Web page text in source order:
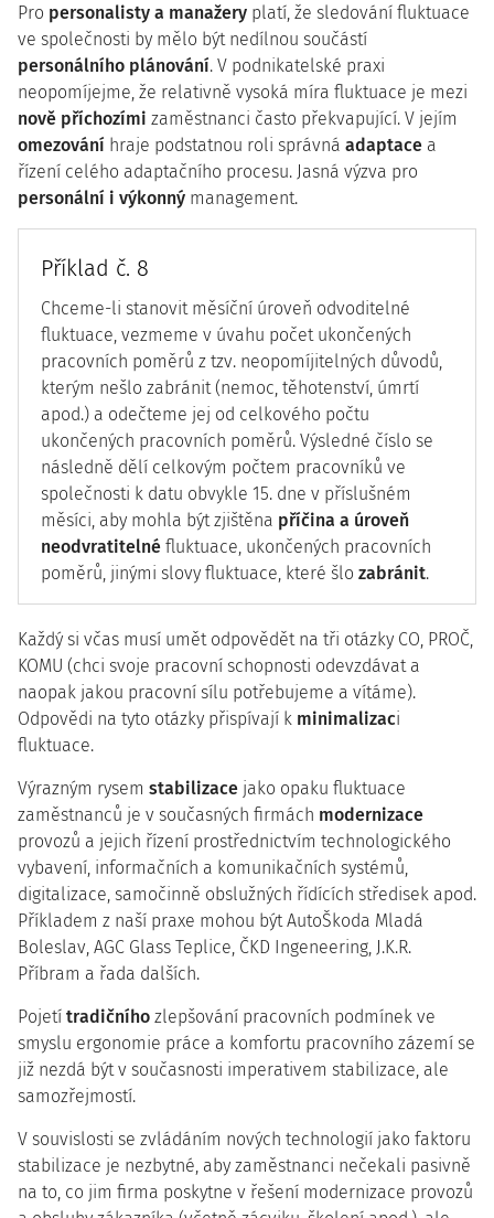
Pro personalisty a manažery platí, že sledování fluktuace
ve společnosti by mělo být nedílnou součástí
personálního plánování. V podnikatelské praxi
neopomíjejme, že relativně vysoká míra fluktuace je mezi
nově příchozími zaměstnanci často překvapující. V jejím
omezování hraje podstatnou roli správná adaptace a
řízení celého adaptačního procesu. Jasná výzva pro
personální i výkonný management.
Příklad č. 8
Chceme-li stanovit měsíční úroveň odvoditelné
fluktuace, vezmeme v úvahu počet ukončených
pracovních poměrů z tzv. neopomíjitelných důvodů,
kterým nešlo zabránit (nemoc, těhotenství, úmrtí
apod.) a odečteme jej od celkového počtu
ukončených pracovních poměrů. Výsledné číslo se
následně dělí celkovým počtem pracovníků ve
společnosti k datu obvykle 15. dne v příslušném
měsíci, aby mohla být zjištěna příčina a úroveň
neodvratitelné fluktuace, ukončených pracovních
poměrů, jinými slovy fluktuace, které šlo zabránit.
Každý si včas musí umět odpovědět na tři otázky CO, PROČ,
KOMU (chci svoje pracovní schopnosti odevzdávat a
naopak jakou pracovní sílu potřebujeme a vítáme).
Odpovědi na tyto otázky přispívají k minimalizaci
fluktuace.
Výrazným rysem stabilizace jako opaku fluktuace
zaměstnanců je v současných firmách modernizace
provozů a jejich řízení prostřednictvím technologického
vybavení, informačních a komunikačních systémů,
digitalizace, samočinně obslužných řídících středisek apod.
Příkladem z naší praxe mohou být AutoŠkoda Mladá
Boleslav, AGC Glass Teplice, ČKD Ingeneering, J.K.R.
Příbram a řada dalších.
Pojetí tradičního zlepšování pracovních podmínek ve
smyslu ergonomie práce a komfortu pracovního zázemí se
již nezdá být v současnosti imperativem stabilizace, ale
samozřejmostí.
V souvislosti se zvládáním nových technologií jako faktoru
stabilizace je nezbytné, aby zaměstnanci nečekali pasivně
na to, co jim firma poskytne v řešení modernizace provozů